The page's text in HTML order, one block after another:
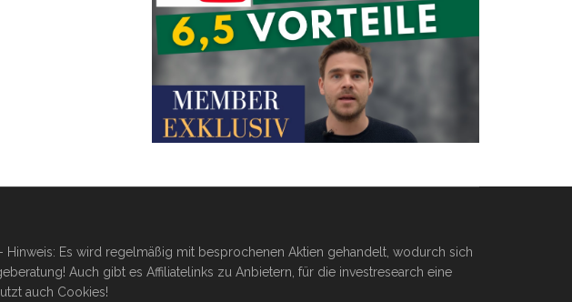
Es wird regelmäßig mit besprochenen Aktien gehandelt, wodurch sich
Auch gibt es Affiliatelinks zu Anbietern, für die investresearch eine
auch Cookies!